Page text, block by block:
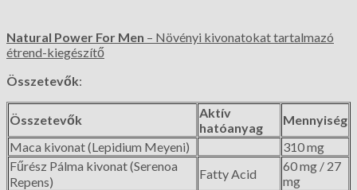
Natural Power For Men – Növényi kivonatokat tartalmazó
étrend-kiegészítő
Összetevők:
Összetevők
Aktív
hatóanyag
Mennyiség
Maca kivonat (Lepidium Meyeni)
310 mg
Fűrész Pálma kivonat (Serenoa
Repens)
Fatty Acid
60 mg / 27
mg